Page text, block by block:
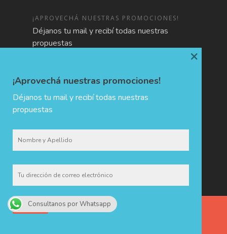
¡APROVECHÁ NUESTRAS PROMOCIONES!
Déjanos tu mail y recibí todas nuestras
propuestas
CHIDA · Holiday & Trip Planners © 2017 - Todos los derechos
Consultanos por Whatsapp
¡Aprovechá nuestras promociones!
Déjanos tu mail y recibí todas nuestras
propuestas
×